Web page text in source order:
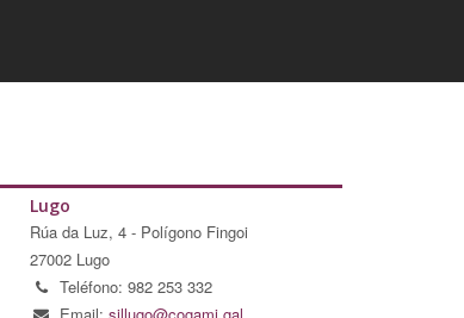
Lugo
Rúa da Luz, 4 - Polígono Fingoi
27002 Lugo
Teléfono: 982 253 332